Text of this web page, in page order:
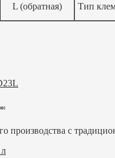
L (обратная) Тип
производства с